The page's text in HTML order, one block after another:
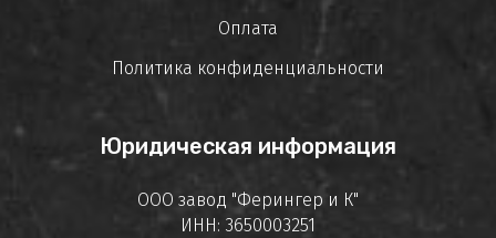
Оплата
Политика конфиденциальности
Юридическая информация
ООО завод "Ферингер и К"
ИНН: 3650003251